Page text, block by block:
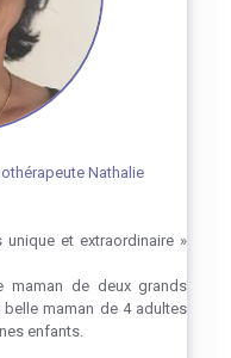
Nathalie
et extraordinaire »
maman de deux grands
maman de 4 adultes
enfants.